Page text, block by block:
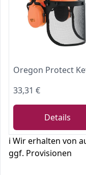
33,31 €
Details
ℹ️ Wir erhalten von
ggf. Provisionen